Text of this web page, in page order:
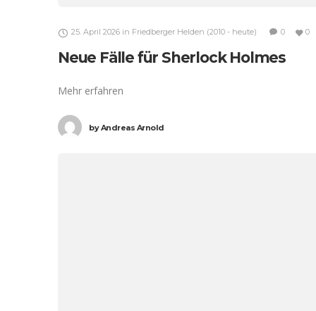
25. April 2026 in Friedberger Helden (2010 - heute) 0 0
Neue Fälle für Sherlock Holmes
Mehr erfahren
byAndreas Arnold